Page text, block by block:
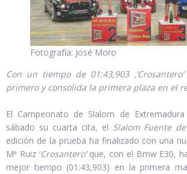
Fotografía: José Moro
Con un tiempo de 01:43,903
primero y consolida la primera plaza en el
El Campeonato de Slalom de
sábado su cuarta cita, el Slalom Fuente
edición de la prueba ha finalizado con una
Mª Ruiz ‘Crosantero’que, con el Bmw E30,
mejor tiempo (01:43,903) en la primera